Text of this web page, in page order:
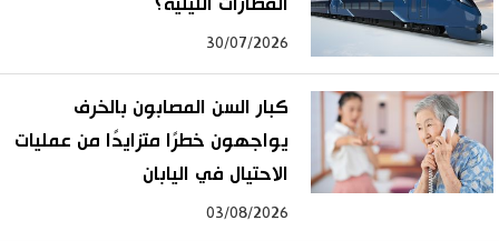
30/07/2026
كبار السن المصابون بالخرف
يواجهون خطرًا متزايدًا من عمليات
الاحتيال في اليابان
03/08/2026